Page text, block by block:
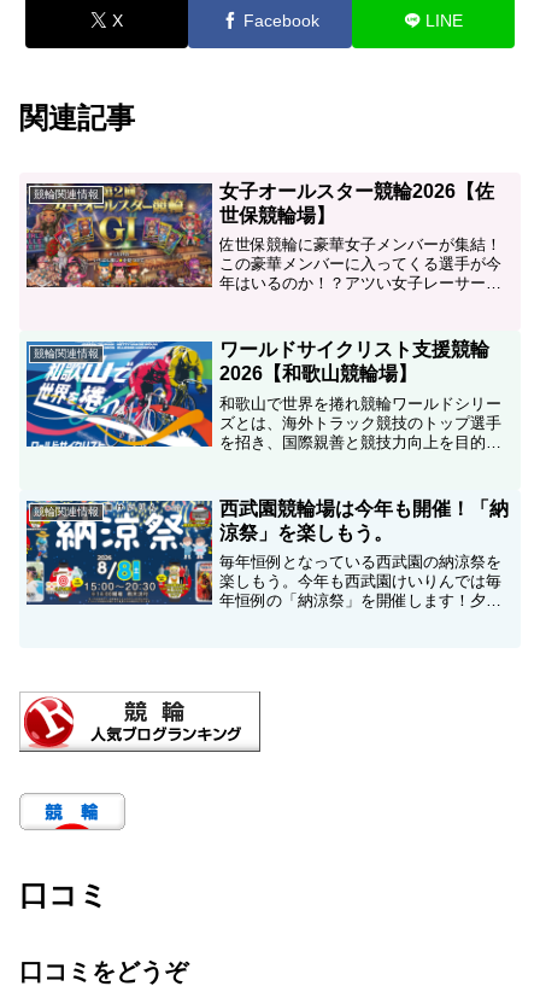
X Facebook LINE
関連記事
競輪関連情報
女子オールスター競輪2026【佐
世保競輪場】
佐世保競輪に豪華女子メンバーが集結！
この豪華メンバーに入ってくる選手が今
年はいるのか！？アツい女子レーサーの
【全日】・女子オールスタードリームア
イスSEVENドリーム...
競輪関連情報
ワールドサイクリスト支援競輪
2026【和歌山競輪場】
和歌山で世界を捲れ競輪ワールドシリー
ズとは、海外トラック競技のトップ選手
を招き、国際親善と競技力向上を目的に
まり、2009年からは「短期登録制度」と
して継続されてき...
競輪関連情報
西武園競輪場は今年も開催！「納
涼祭」を楽しもう。
毎年恒例となっている西武園の納涼祭を
楽しもう。今年も西武園けいりんでは毎
年恒例の「納涼祭」を開催します！夕涼
口コミ
口コミをどうぞ